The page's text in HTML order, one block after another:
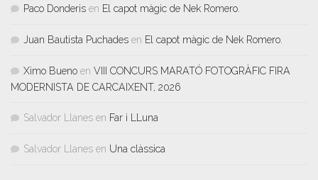
Paco Donderis en El capot màgic de Nek Romero.
Juan Bautista Puchades en El capot màgic de Nek Romero.
Ximo Bueno en VIII CONCURS MARATÓ FOTOGRÀFIC FIRA
MODERNISTA DE CARCAIXENT, 2026
Salvador Llanes en Far i LLuna
Salvador Llanes en Una clàssica